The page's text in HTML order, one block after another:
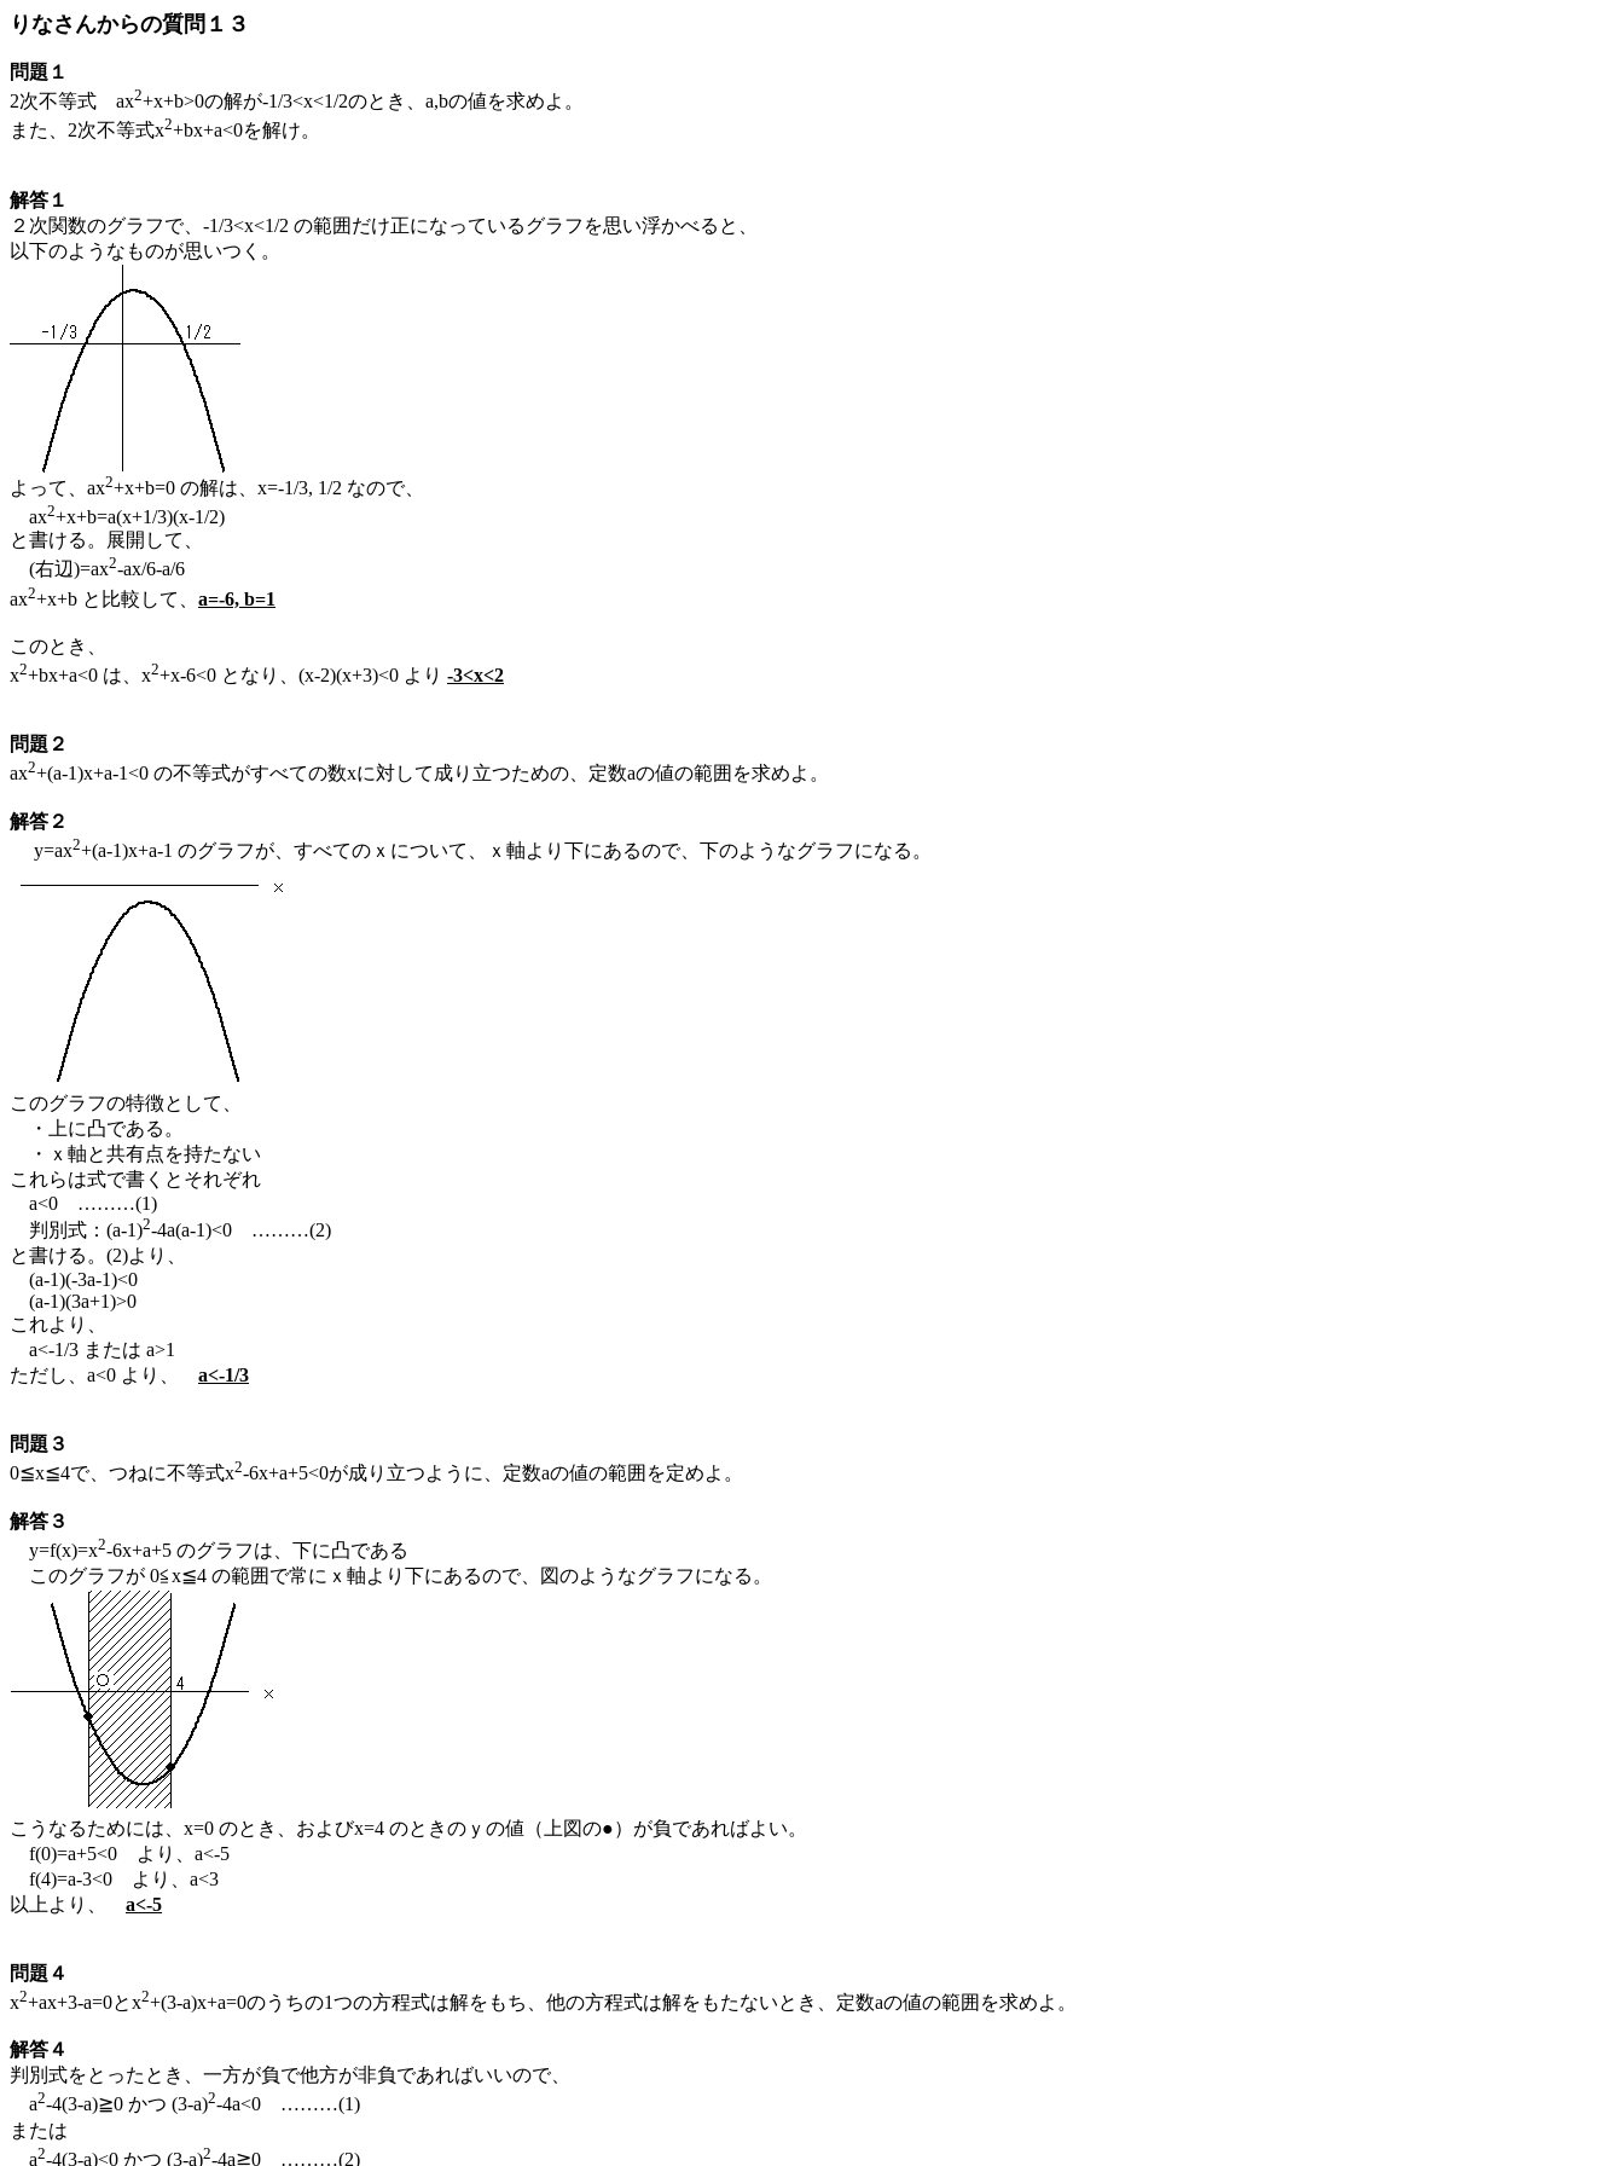
りなさんからの質問１３
問題１
2次不等式 ax2+x+b>0の解が-1/3<x<1/2のとき、a,bの値を求めよ。
また、2次不等式x2+bx+a<0を解け。
解答１
２次関数のグラフで、-1/3<x<1/2 の範囲だけ正になっているグラフを思い浮かべると、
以下のようなものが思いつく。
よって、ax2+x+b=0 の解は、x=-1/3, 1/2 なので、
ax2+x+b=a(x+1/3)(x-1/2)
と書ける。展開して、
(右辺)=ax2-ax/6-a/6
ax2+x+b と比較して、 a=-6, b=1
このとき、
x2+bx+a<0 は、x2+x-6<0 となり、(x-2)(x+3)<0 より -3<x<2
問題２
ax2+(a-1)x+a-1<0 の不等式がすべての数xに対して成り立つための、定数aの値の範囲を求めよ。
解答２
y=ax2+(a-1)x+a-1 のグラフが、すべてのｘについて、ｘ軸より下にあるので、下のようなグラフになる。
このグラフの特徴として、
・上に凸である。
・ｘ軸と共有点を持たない
これらは式で書くとそれぞれ
a<0 ………(1)
判別式：(a-1)2-4a(a-1)<0 ………(2)
と書ける。(2)より、
(a-1)(-3a-1)<0
(a-1)(3a+1)>0
これより、
a<-1/3 または a>1
ただし、a<0 より、 a<-1/3
問題３
0≦x≦4で、つねに不等式x2-6x+a+5<0が成り立つように、定数aの値の範囲を定めよ。
解答３
y=f(x)=x2-6x+a+5 のグラフは、下に凸である
このグラフが 0≦x≦4 の範囲で常にｘ軸より下にあるので、図のようなグラフになる。
こうなるためには、x=0 のとき、およびx=4 のときのｙの値（上図の●）が負であればよい。
f(0)=a+5<0 より、a<-5
f(4)=a-3<0 より、a<3
以上より、 a<-5
問題４
x2+ax+3-a=0とx2+(3-a)x+a=0のうちの1つの方程式は解をもち、他の方程式は解をもたないとき、定数aの値の範囲を求めよ。
解答４
判別式をとったとき、一方が負で他方が非負であればいいので、
a2-4(3-a)≧0 かつ (3-a)2-4a<0 ………(1)
または
a2-4(3-a)<0 かつ (3-a)2-4a≧0 ………(2)